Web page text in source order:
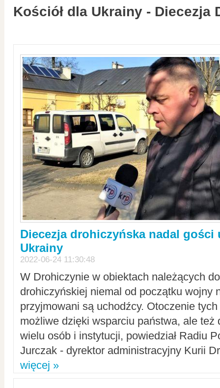
Kościół dla Ukrainy - Diecezja
Diecezja drohiczyńska nadal gości
Ukrainy
2022-06-24 11:30:48
W Drohiczynie w obiektach należących
drohiczyńskiej niemal od początku wojny
przyjmowani są uchodźcy. Otoczenie
możliwe dzięki wsparciu państwa, ale też
wielu osób i instytucji, powiedział Radiu
Jurczak - dyrektor administracyjny Kurii
więcej »